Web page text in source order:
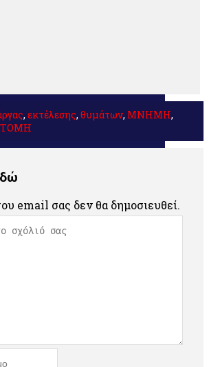
, εκτέλεσης, θυμάτων, ΜΝΗΜΗ,
ΤΟΜΗ
email σας δεν θα δημοσιευθεί.